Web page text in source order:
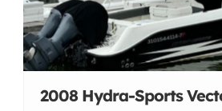
2008 Hydra-Sports